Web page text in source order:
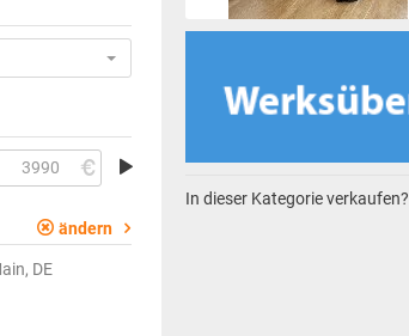
ändern
DE
In dieser Kategorie verkaufen?